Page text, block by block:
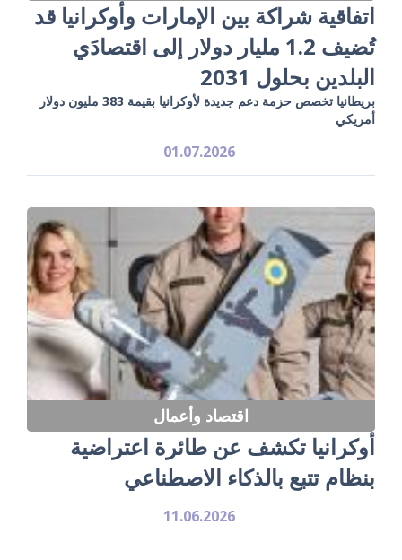
اتفاقية شراكة بين الإمارات وأوكرانيا قد
تُضيف 1.2 مليار دولار إلى اقتصادَي
البلدين بحلول 2031
بريطانيا تخصص حزمة دعم جديدة لأوكرانيا بقيمة 383 مليون دولار
أمريكي
01.07.2026
اقتصاد وأعمال
أوكرانيا تكشف عن طائرة اعتراضية
بنظام تتبع بالذكاء الاصطناعي
11.06.2026